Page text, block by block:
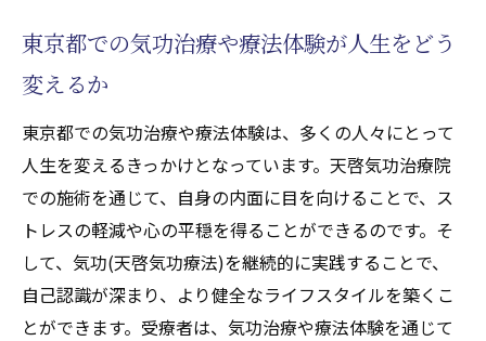
天啓気功(天啓気功療法)でしか味わえない貴
重な体験
気功(天啓気功療法)を通じて得る東京都での
特別な時間
天啓気功治療院での唯一無二の経験
東京都で体験する気功(天啓気功療法)の可能
性
東京都での気功治療や療法体験が人生をどう
変えるか
東京都での気功治療や療法体験は、多くの人々にとって
人生を変えるきっかけとなっています。天啓気功治療院
での施術を通じて、自身の内面に目を向けることで、ス
トレスの軽減や心の平穏を得ることができるのです。そ
して、気功(天啓気功療法)を継続的に実践することで、
自己認識が深まり、より健全なライフスタイルを築くこ
とができます。受療者は、気功治療や療法体験を通じて